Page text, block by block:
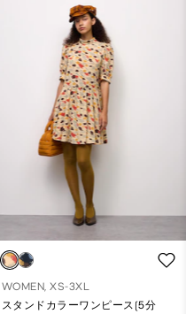
WOMEN, XS-3XL
スタンドカラーワンピース(5分